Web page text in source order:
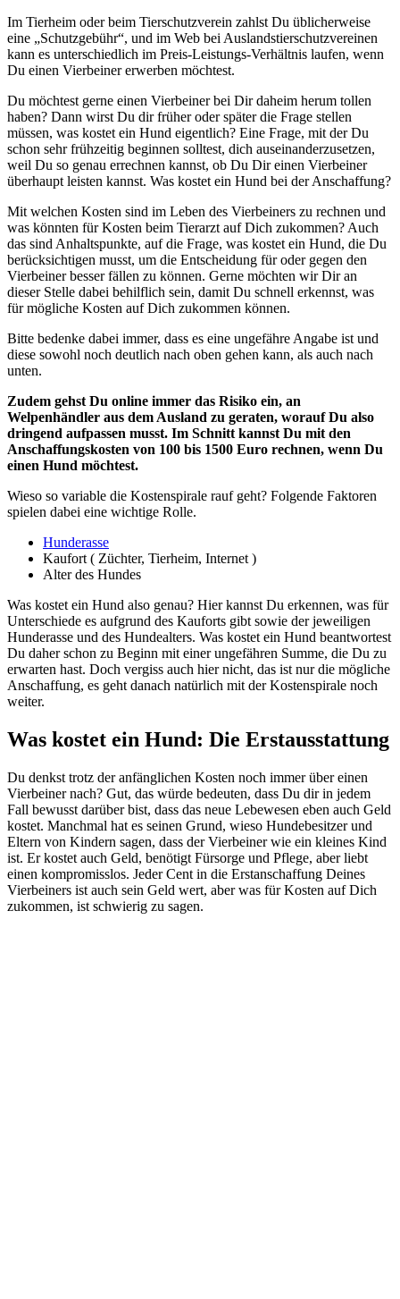
Im Tierheim oder beim Tierschutzverein zahlst Du üblicherweise
eine „Schutzgebühr“, und im Web bei Auslandstierschutzvereinen
kann es unterschiedlich im Preis-Leistungs-Verhältnis laufen, wenn
Du einen Vierbeiner erwerben möchtest.
Du möchtest gerne einen Vierbeiner bei Dir daheim herum tollen
haben? Dann wirst Du dir früher oder später die Frage stellen
müssen, was kostet ein Hund eigentlich? Eine Frage, mit der Du
schon sehr frühzeitig beginnen solltest, dich auseinanderzusetzen,
weil Du so genau errechnen kannst, ob Du Dir einen Vierbeiner
überhaupt leisten kannst. Was kostet ein Hund bei der Anschaffung?
Mit welchen Kosten sind im Leben des Vierbeiners zu rechnen und
was könnten für Kosten beim Tierarzt auf Dich zukommen? Auch
das sind Anhaltspunkte, auf die Frage, was kostet ein Hund, die Du
berücksichtigen musst, um die Entscheidung für oder gegen den
Vierbeiner besser fällen zu können. Gerne möchten wir Dir an
dieser Stelle dabei behilflich sein, damit Du schnell erkennst, was
für mögliche Kosten auf Dich zukommen können.
Bitte bedenke dabei immer, dass es eine ungefähre Angabe ist und
diese sowohl noch deutlich nach oben gehen kann, als auch nach
unten.
Zudem gehst Du online immer das Risiko ein, an
Welpenhändler aus dem Ausland zu geraten, worauf Du also
dringend aufpassen musst. Im Schnitt kannst Du mit den
Anschaffungskosten von 100 bis 1500 Euro rechnen, wenn Du
einen Hund möchtest.
Wieso so variable die Kostenspirale rauf geht? Folgende Faktoren
spielen dabei eine wichtige Rolle.
Hunderasse
Kaufort ( Züchter, Tierheim, Internet )
Alter des Hundes
Was kostet ein Hund also genau? Hier kannst Du erkennen, was für
Unterschiede es aufgrund des Kauforts gibt sowie der jeweiligen
Hunderasse und des Hundealters. Was kostet ein Hund beantwortest
Du daher schon zu Beginn mit einer ungefähren Summe, die Du zu
erwarten hast. Doch vergiss auch hier nicht, das ist nur die mögliche
Anschaffung, es geht danach natürlich mit der Kostenspirale noch
weiter.
Was kostet ein Hund: Die Erstausstattung
Du denkst trotz der anfänglichen Kosten noch immer über einen
Vierbeiner nach? Gut, das würde bedeuten, dass Du dir in jedem
Fall bewusst darüber bist, dass das neue Lebewesen eben auch Geld
kostet. Manchmal hat es seinen Grund, wieso Hundebesitzer und
Eltern von Kindern sagen, dass der Vierbeiner wie ein kleines Kind
ist. Er kostet auch Geld, benötigt Fürsorge und Pflege, aber liebt
einen kompromisslos. Jeder Cent in die Erstanschaffung Deines
Vierbeiners ist auch sein Geld wert, aber was für Kosten auf Dich
zukommen, ist schwierig zu sagen.